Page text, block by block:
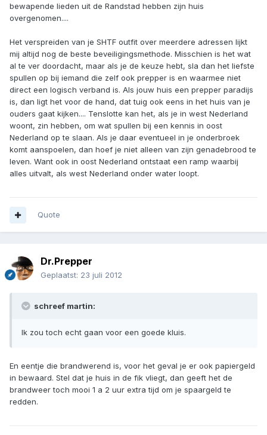
bewapende lieden uit de Randstad hebben zijn huis
overgenomen....
Het verspreiden van je SHTF outfit over meerdere adressen lijkt
mij altijd nog de beste beveiligingsmethode. Misschien is het wat
al te ver doordacht, maar als je de keuze hebt, sla dan het liefste
spullen op bij iemand die zelf ook prepper is en waarmee niet
direct een logisch verband is. Als jouw huis een prepper paradijs
is, dan ligt het voor de hand, dat tuig ook eens in het huis van je
ouders gaat kijken.... Tenslotte kan het, als je in west Nederland
woont, zin hebben, om wat spullen bij een kennis in oost
Nederland op te slaan. Als je daar eventueel in je onderbroek
komt aanspoelen, dan hoef je niet alleen van zijn genadebrood te
leven. Want ook in oost Nederland ontstaat een ramp waarbij
alles uitvalt, als west Nederland onder water loopt.
Quote
Dr.Prepper
Geplaatst: 23 juli 2012
schreef martin:
Ik zou toch echt gaan voor een goede kluis.
En eentje die brandwerend is, voor het geval je er ook papiergeld
in bewaard. Stel dat je huis in de fik vliegt, dan geeft het de
brandweer toch mooi 1 a 2 uur extra tijd om je spaargeld te
redden.